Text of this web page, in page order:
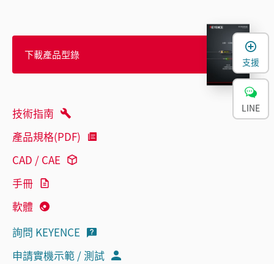
下載產品型錄
技術指南
產品規格(PDF)
CAD / CAE
手冊
軟體
詢問 KEYENCE
申請實機示範 / 測試
支援
LINE